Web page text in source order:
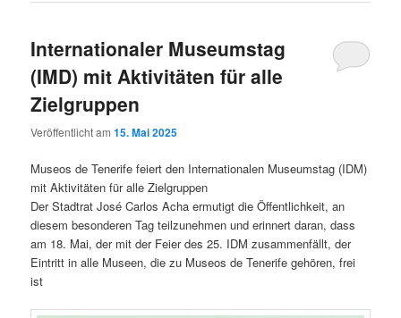
Internationaler Museumstag
(IMD) mit Aktivitäten für alle
Zielgruppen
Veröffentlicht am15. Mai 2025
Museos de Tenerife feiert den Internationalen Museumstag (IDM)
mit Aktivitäten für alle Zielgruppen
Der Stadtrat José Carlos Acha ermutigt die Öffentlichkeit, an
diesem besonderen Tag teilzunehmen und erinnert daran, dass
am 18. Mai, der mit der Feier des 25. IDM zusammenfällt, der
Eintritt in alle Museen, die zu Museos de Tenerife gehören, frei
ist